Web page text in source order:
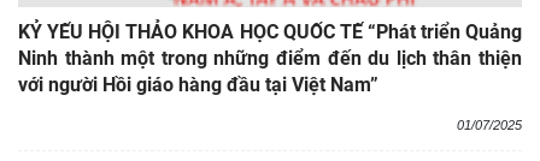
KỶ YẾU HỘI THẢO KHOA HỌC QUỐC TẾ “Phát triển Quảng
Ninh thành một trong những điểm đến du lịch thân thiện
với người Hồi giáo hàng đầu tại Việt Nam”
01/07/2025